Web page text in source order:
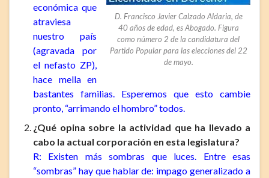
D. Francisco Javier Calzado Aldaria, de
40 años de edad, es Abogado. Figura
como número 2 de la candidatura del
Partido Popular para las elecciones del 22
de mayo.
económica que
atraviesa
nuestro país
(agravada por
el nefasto ZP),
hace mella en
bastantes familias. Esperemos que esto cambie
pronto, “arrimando el hombro” todos.
¿Qué opina sobre la actividad que ha llevado a
cabo la actual corporación en esta legislatura?
R: Existen más sombras que luces. Entre esas
“sombras” hay que hablar de: impago generalizado a